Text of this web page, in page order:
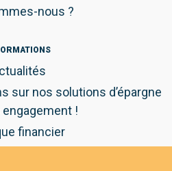
nous ?
sur nos solutions d’épargne
!
financier